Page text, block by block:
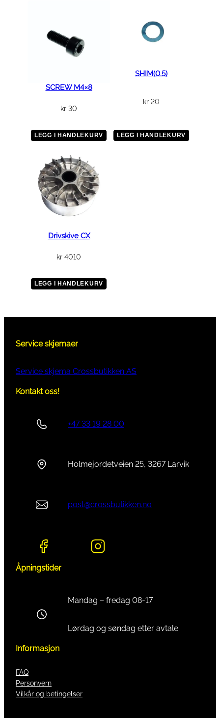
SCREW M4×8
kr 30
LEGG I HANDLEKURV
SHIM(0.5)
kr 20
LEGG I HANDLEKURV
Drivskive CX
kr 4010
LEGG I HANDLEKURV
Service skjemaer
Service skjema Crossbutikken AS
Kontakt oss!
+47 33 19 28 00
Holmejordetveien 25, 3267 Larvik
post@crossbutikken.no
Åpningstider
Mandag – fredag 08-17
Lørdag og søndag etter avtale
Informasjon
FAQ
Personvern
Vilkår og betingelser